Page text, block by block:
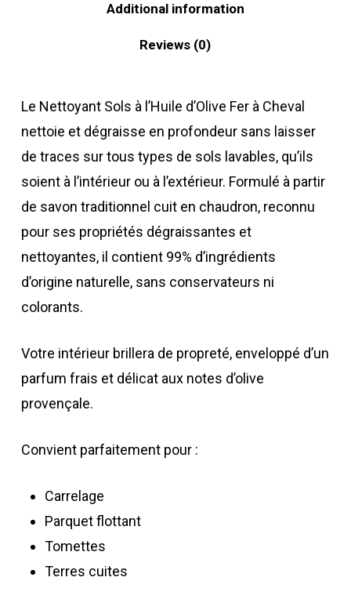
Additional information
Reviews (0)
Le Nettoyant Sols à l’Huile d’Olive Fer à Cheval
nettoie et dégraisse en profondeur sans laisser
de traces sur tous types de sols lavables, qu’ils
soient à l’intérieur ou à l’extérieur. Formulé à partir
de savon traditionnel cuit en chaudron, reconnu
pour ses propriétés dégraissantes et
nettoyantes, il contient 99% d’ingrédients
d’origine naturelle, sans conservateurs ni
colorants.
Votre intérieur brillera de propreté, enveloppé d’un
parfum frais et délicat aux notes d’olive
provençale.
Convient parfaitement pour :
Carrelage
Parquet flottant
Tomettes
Terres cuites